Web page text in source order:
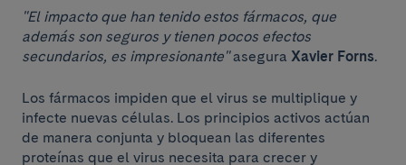
"El impacto que han tenido estos fármacos, que
además son seguros y tienen pocos efectos
secundarios, es impresionante"asegura Xavier Forns.
Los fármacos impiden que el virus se multiplique y
infecte nuevas células. Los principios activos actúan
de manera conjunta y bloquean las diferentes
proteínas que el virus necesita para crecer y